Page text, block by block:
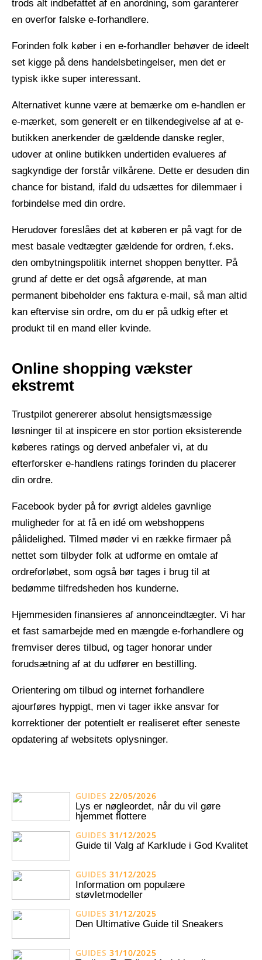
trods alt indbefattet af en anordning, som garanterer
en overfor falske e-forhandlere.
Forinden folk køber i en e-forhandler behøver de ideelt
set kigge på dens handelsbetingelser, men det er
typisk ikke super interessant.
Alternativet kunne være at bemærke om e-handlen er
e-mærket, som generelt er en tilkendegivelse af at e-
butikken anerkender de gældende danske regler,
udover at online butikken undertiden evalueres af
sagkyndige der forstår vilkårene. Dette er desuden din
chance for bistand, ifald du udsættes for dilemmaer i
forbindelse med din ordre.
Herudover foreslåes det at køberen er på vagt for de
mest basale vedtægter gældende for ordren, f.eks.
den ombytningspolitik internet shoppen benytter. På
grund af dette er det også afgørende, at man
permanent bibeholder ens faktura e-mail, så man altid
kan eftervise sin ordre, om du er på udkig efter et
produkt til en mand eller kvinde.
Online shopping vækster
ekstremt
Trustpilot genererer absolut hensigtsmæssige
løsninger til at inspicere en stor portion eksisterende
køberes ratings og derved anbefaler vi, at du
efterforsker e-handlens ratings forinden du placerer
din ordre.
Facebook byder på for øvrigt aldeles gavnlige
muligheder for at få en idé om webshoppens
pålidelighed. Tilmed møder vi en række firmaer på
nettet som tilbyder folk at udforme en omtale af
ordreforløbet, som også bør tages i brug til at
bedømme tilfredsheden hos kunderne.
Hjemmesiden finansieres af annonceindtægter. Vi har
et fast samarbejde med en mængde e-forhandlere og
fremviser deres tilbud, og tager honorar under
forudsætning af at du udfører en bestilling.
Orientering om tilbud og internet forhandlere
ajourføres hyppigt, men vi tager ikke ansvar for
korrektioner der potentielt er realiseret efter seneste
opdatering af websitets oplysninger.
GUIDES 22/05/2026
Lys er nøgleordet, når du vil gøre
hjemmet flottere
GUIDES 31/12/2025
Guide til Valg af Karklude i God Kvalitet
GUIDES 31/12/2025
Information om populære
støvletmodeller
GUIDES 31/12/2025
Den Ultimative Guide til Sneakers
GUIDES 31/10/2025